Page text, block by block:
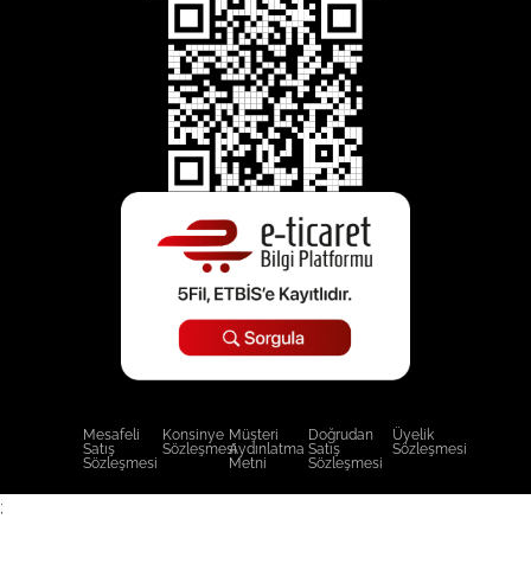
Mesafeli
Satış
Sözleşmesi
Konsinye
Sözleşmesi
Müşteri
Aydınlatma
Metni
Doğrudan
Satış
Sözleşmesi
Üyelik
Sözleşmesi
;